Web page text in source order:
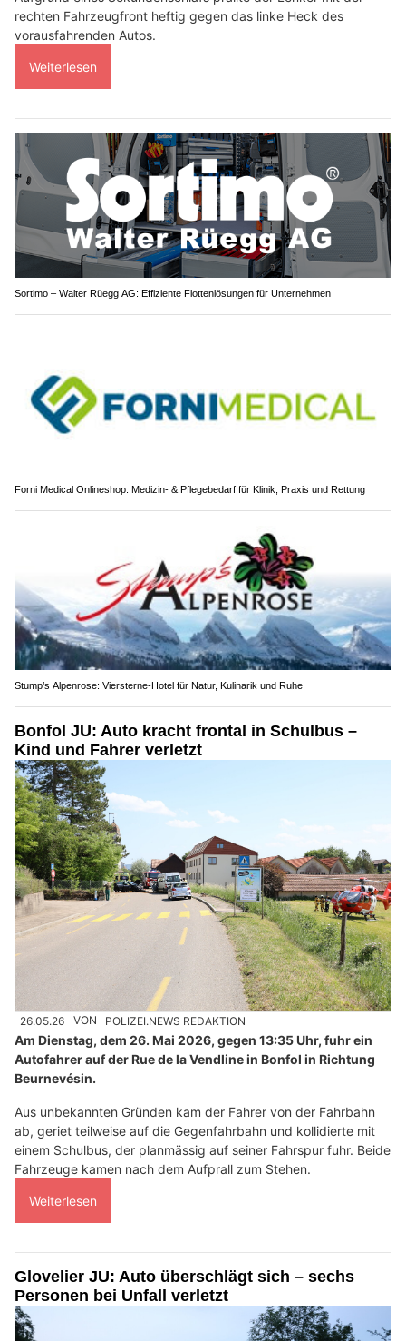
rechten Fahrzeugfront heftig gegen das linke Heck des
vorausfahrenden Autos.
Weiterlesen
Sortimo – Walter Rüegg AG: Effiziente Flottenlösungen für Unternehmen
Forni Medical Onlineshop: Medizin- & Pflegebedarf für Klinik, Praxis und Rettung
Stump’s Alpenrose: Viersterne-Hotel für Natur, Kulinarik und Ruhe
Bonfol JU: Auto kracht frontal in Schulbus –
Kind und Fahrer verletzt
26.05.26 VON POLIZEI.NEWS REDAKTION
Am Dienstag, dem 26. Mai 2026, gegen 13:35 Uhr, fuhr ein
Autofahrer auf der Rue de la Vendline in Bonfol in Richtung
Beurnevésin.
Aus unbekannten Gründen kam der Fahrer von der Fahrbahn
ab, geriet teilweise auf die Gegenfahrbahn und kollidierte mit
einem Schulbus, der planmässig auf seiner Fahrspur fuhr. Beide
Fahrzeuge kamen nach dem Aufprall zum Stehen.
Weiterlesen
Glovelier JU: Auto überschlägt sich – sechs
Personen bei Unfall verletzt